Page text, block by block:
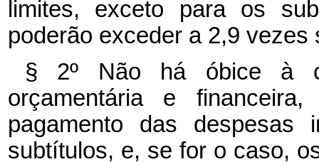
limites, exceto para os
poderão exceder a 2,9
§ 2º Não há óbice à
orçamentária e
pagamento das
subtítulos, e, se for o caso,